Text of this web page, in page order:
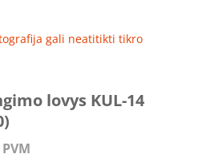
gali neatitikti tikro
lovys KUL-14